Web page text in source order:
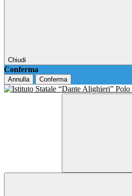
Chiudi
Conferma
Annulla Conferma